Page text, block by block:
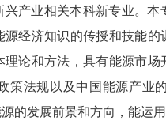
产业相关本科新专业。
经济知识的传授和技能
论和方法，具有能源市
策法规以及中国能源产业
的发展前景和方向，能运